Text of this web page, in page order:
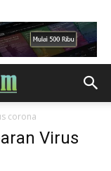
corona
Virus